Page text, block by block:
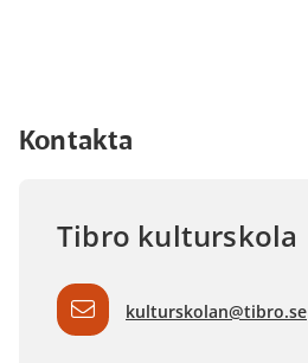
Kontakta
Tibro kulturskola
kulturskolan@tibro.se